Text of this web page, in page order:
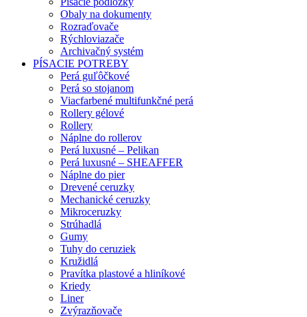
Obaly na dokumenty
Rozraďovače
Rýchloviazače
Archivačný systém
PÍSACIE POTREBY
Perá guľôčkové
Perá so stojanom
Viacfarbené multifunkčné perá
Rollery gélové
Rollery
Náplne do rollerov
Perá luxusné – Pelikan
Perá luxusné – SHEAFFER
Náplne do pier
Drevené ceruzky
Mechanické ceruzky
Mikroceruzky
Strúhadlá
Gumy
Tuhy do ceruziek
Kružidlá
Pravítka plastové a hliníkové
Kriedy
Liner
Zvýrazňovače